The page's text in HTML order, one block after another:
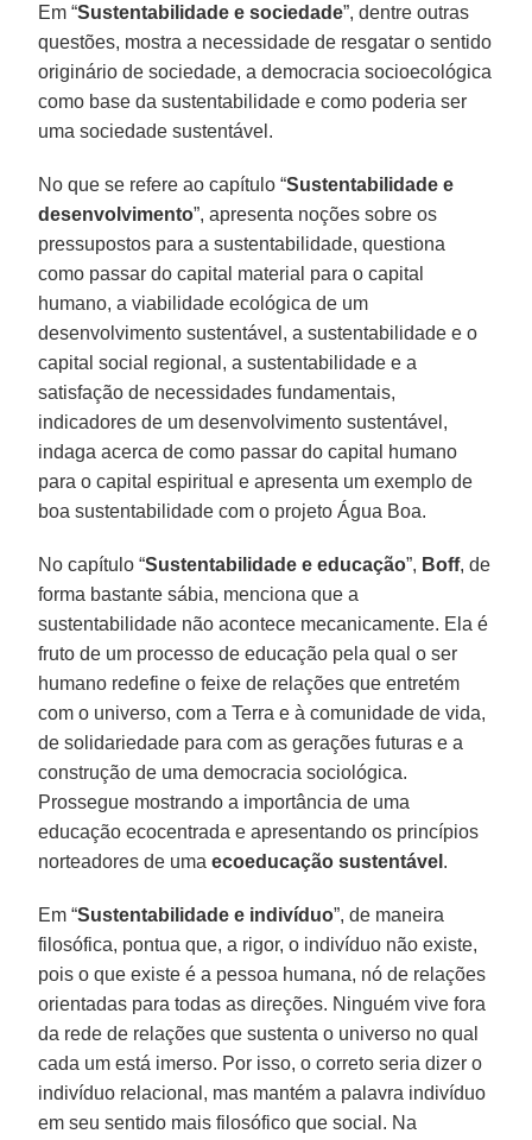
Em “Sustentabilidade e sociedade”, dentre outras
questões, mostra a necessidade de resgatar o sentido
originário de sociedade, a democracia socioecológica
como base da sustentabilidade e como poderia ser
uma sociedade sustentável.
No que se refere ao capítulo “Sustentabilidade e
desenvolvimento”, apresenta noções sobre os
pressupostos para a sustentabilidade, questiona
como passar do capital material para o capital
humano, a viabilidade ecológica de um
desenvolvimento sustentável, a sustentabilidade e o
capital social regional, a sustentabilidade e a
satisfação de necessidades fundamentais,
indicadores de um desenvolvimento sustentável,
indaga acerca de como passar do capital humano
para o capital espiritual e apresenta um exemplo de
boa sustentabilidade com o projeto Água Boa.
No capítulo “Sustentabilidade e educação”, Boff, de
forma bastante sábia, menciona que a
sustentabilidade não acontece mecanicamente. Ela é
fruto de um processo de educação pela qual o ser
humano redefine o feixe de relações que entretém
com o universo, com a Terra e à comunidade de vida,
de solidariedade para com as gerações futuras e a
construção de uma democracia sociológica.
Prossegue mostrando a importância de uma
educação ecocentrada e apresentando os princípios
norteadores de umaecoeducação sustentável .
Em “Sustentabilidade e indivíduo”, de maneira
filosófica, pontua que, a rigor, o indivíduo não existe,
pois o que existe é a pessoa humana, nó de relações
orientadas para todas as direções. Ninguém vive fora
da rede de relações que sustenta o universo no qual
cada um está imerso. Por isso, o correto seria dizer o
indivíduo relacional, mas mantém a palavra indivíduo
em seu sentido mais filosófico que social. Na